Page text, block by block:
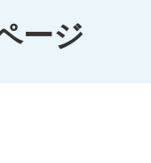
ージ